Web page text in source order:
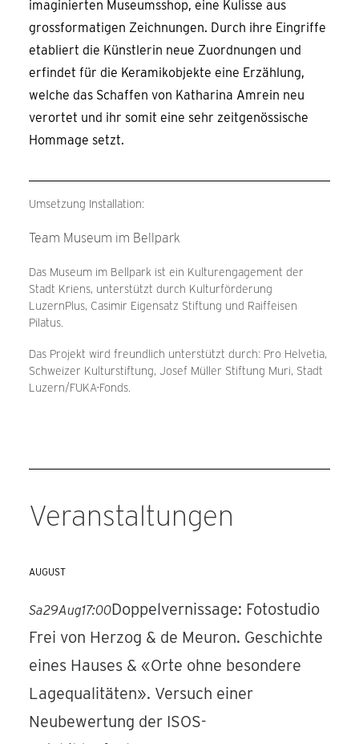
imaginierten Museumsshop, eine Kulisse aus
grossformatigen Zeichnungen. Durch ihre Eingriffe
etabliert die Künstlerin neue Zuordnungen und
erfindet für die Keramikobjekte eine Erzählung,
welche das Schaffen von Katharina Amrein neu
verortet und ihr somit eine sehr zeitgenössische
Hommage setzt.
Umsetzung Installation:
Team Museum im Bellpark
Das Museum im Bellpark ist ein Kulturengagement der
Stadt Kriens, unterstützt durch Kulturförderung
LuzernPlus, Casimir Eigensatz Stiftung und Raiffeisen
Pilatus.
Das Projekt wird freundlich unterstützt durch: Pro Helvetia,
Schweizer Kulturstiftung, Josef Müller Stiftung Muri, Stadt
Luzern/FUKA-Fonds.
Veranstaltungen
AUGUST
Sa29Aug17:00Doppelvernissage: Fotostudio
Frei von Herzog & de Meuron. Geschichte
eines Hauses & «Orte ohne besondere
Lagequalitäten». Versuch einer
Neubewertung der ISOS-